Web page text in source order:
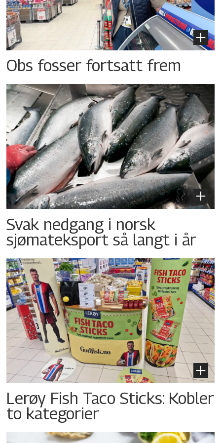
Obs fosser fortsatt frem
Svak nedgang i norsk
sjømateksport så langt i år
Lerøy Fish Taco Sticks: Kobler
to kategorier